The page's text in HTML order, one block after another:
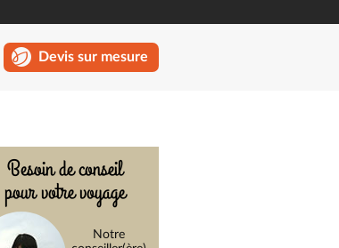
Devis sur mesure
Besoin de conseil
pour votre voyage
Notre